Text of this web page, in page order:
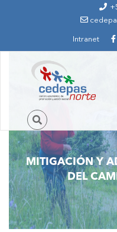
Intranet
MITIGACIÓN Y
DEL